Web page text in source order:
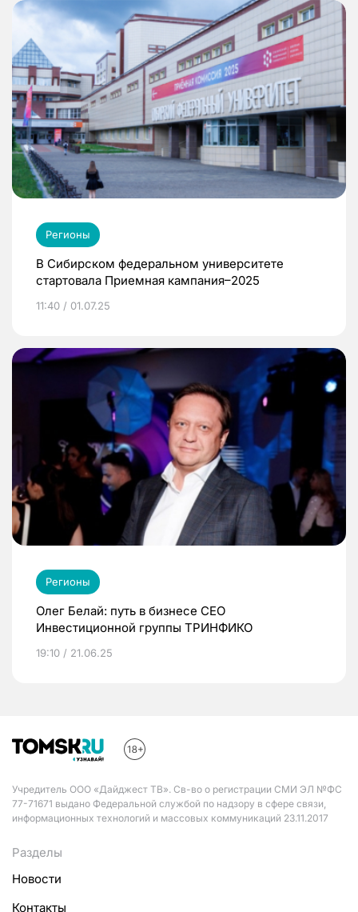
Регионы
В Сибирском федеральном университете
стартовала Приемная кампания–2025
11:40 / 01.07.25
Регионы
Олег Белай: путь в бизнесе CEO
Инвестиционной группы ТРИНФИКО
19:10 / 21.06.25
Учредитель ООО «Дайджест ТВ». Св-во о регистрации СМИ ЭЛ №ФС
77-71671 выдано Федеральной службой по надзору в сфере связи,
информационных технологий и массовых коммуникаций 23.11.2017
Разделы
Новости
Контакты